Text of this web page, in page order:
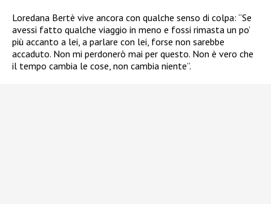
Loredana Bertè vive ancora con qualche senso di colpa: “Se
avessi fatto qualche viaggio in meno e fossi rimasta un po’
più accanto a lei, a parlare con lei, forse non sarebbe
accaduto. Non mi perdonerò mai per questo. Non è vero che
il tempo cambia le cose, non cambia niente”.